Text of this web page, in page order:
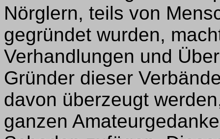
Nörglern, teils von
gegründet wurden,
Verhandlungen und
Gründer dieser
davon überzeugt
ganzen